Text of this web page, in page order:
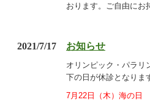
おります。ご自由にお
2021/7/17 お知らせ
オリンピック・パラリ
下の日が休診となりま
7月22日（木）海の日